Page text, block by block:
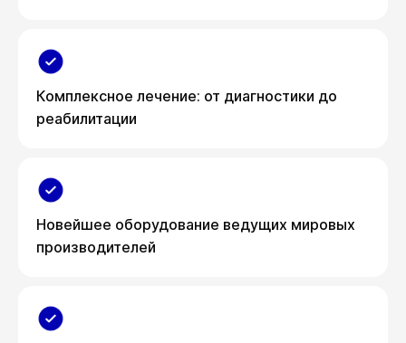
Комплексное лечение: от диагностики до
реабилитации
Новейшее оборудование ведущих мировых
производителей